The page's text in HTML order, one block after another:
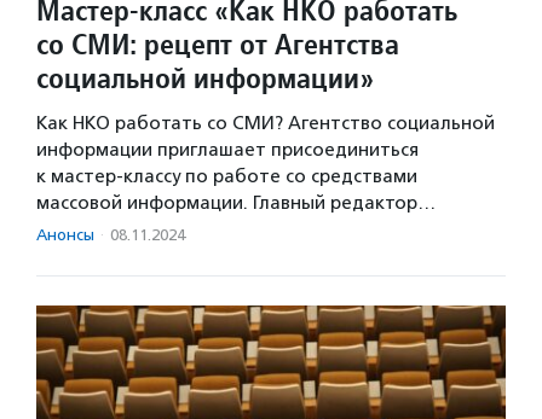
Мастер-класс «Как НКО работать
со СМИ: рецепт от Агентства
социальной информации»
Как НКО работать со СМИ? Агентство социальной
информации приглашает присоединиться
к мастер-классу по работе со средствами
массовой информации. Главный редактор…
Анонсы · 08.11.2024